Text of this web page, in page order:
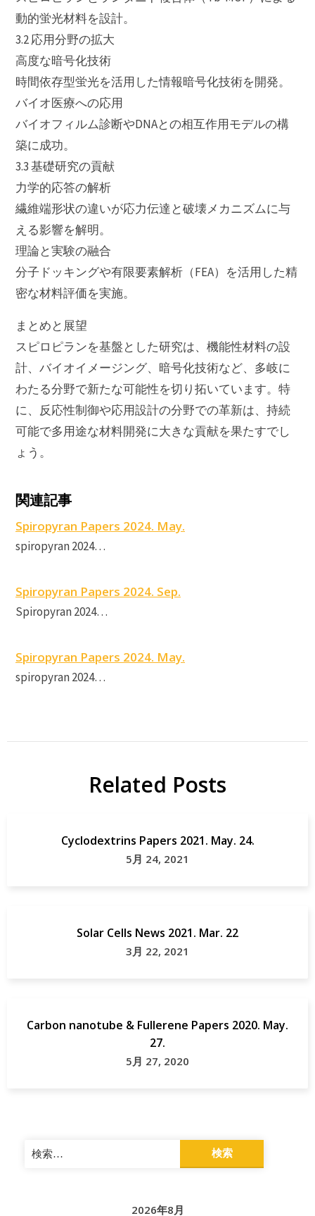
動的蛍光材料を設計。
3.2 応用分野の拡大
高度な暗号化技術
時間依存型蛍光を活用した情報暗号化技術を開発。
バイオ医療への応用
バイオフィルム診断やDNAとの相互作用モデルの構
築に成功。
3.3 基礎研究の貢献
力学的応答の解析
繊維端形状の違いが応力伝達と破壊メカニズムに与
える影響を解明。
理論と実験の融合
分子ドッキングや有限要素解析（FEA）を活用した精
密な材料評価を実施。
まとめと展望
スピロピランを基盤とした研究は、機能性材料の設
計、バイオイメージング、暗号化技術など、多岐に
わたる分野で新たな可能性を切り拓いています。特
に、反応性制御や応用設計の分野での革新は、持続
可能で多用途な材料開発に大きな貢献を果たすでし
ょう。
関連記事
Spiropyran Papers 2024. May.
spiropyran 2024…
Spiropyran Papers 2024. Sep.
Spiropyran 2024…
Spiropyran Papers 2024. May.
spiropyran 2024…
Related Posts
Cyclodextrins Papers 2021. May. 24.
5月 24, 2021
Solar Cells News 2021. Mar. 22
3月 22, 2021
Carbon nanotube & Fullerene Papers 2020. May.
27.
5月 27, 2020
検
索:
2026年8月